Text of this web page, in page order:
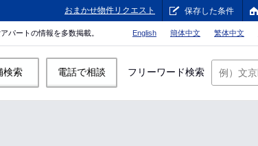
おまかせ物件リクエスト 保存した条件
パートの情報を多数掲載。 English 簡体中文 繁体中文
検索 電話で相談 フリーワード検索